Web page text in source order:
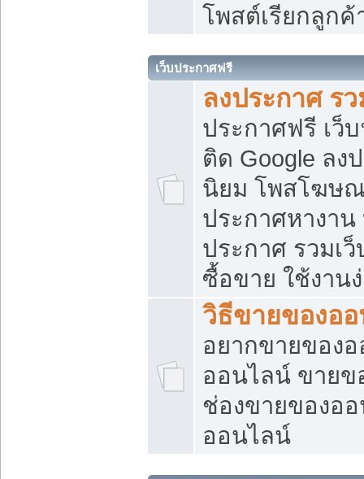
โพสต์เรียกลูกค้
เว็บประกาศฟรี
ลงประกาศ ร
ประกาศฟรี เว็
ติด Google ลง
นิยม โพสโฆษ
ประกาศหางาน
ประกาศ รวมเ
ซื้อขาย ใช้งาน
วิธีขายของอ
อยากขายของ
ออนไลน์ ขายข
ช่องขายของอ
ออนไลน์